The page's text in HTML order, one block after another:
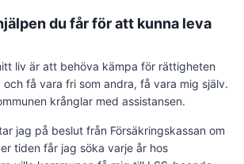
du får för att kunna leva
liv är att behöva kämpa för rättigheten
få vara fri som andra, få vara mig själv.
krånglar med assistansen.
jag på beslut från Försäkringskassan om
tiden får jag söka varje år hos